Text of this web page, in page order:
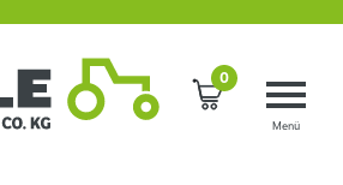
0